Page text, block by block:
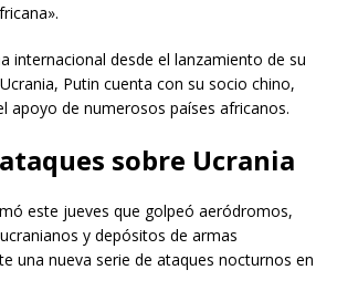
internacional desde el lanzamiento de su
Putin cuenta con su socio chino,
apoyo de numerosos países africanos.
sobre Ucrania
este jueves que golpeó aeródromos,
y depósitos de armas
una nueva serie de ataques nocturnos en